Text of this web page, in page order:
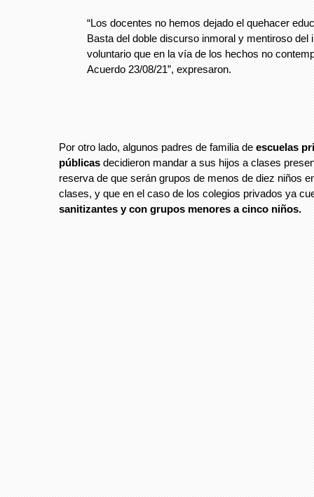
“Los docentes no hemos dejado el quehacer
Basta del doble discurso inmoral y mentiroso del
voluntario que en la vía de los hechos no
Acuerdo 23/08/21”, expresaron.
Por otro lado, algunos padres de familia de escuelas
públicas decidieron mandar a sus hijos a clases
reserva de que serán grupos de menos de diez niños
clases, y que en el caso de los colegios privados ya
sanitizantes y con grupos menores a cinco niños.